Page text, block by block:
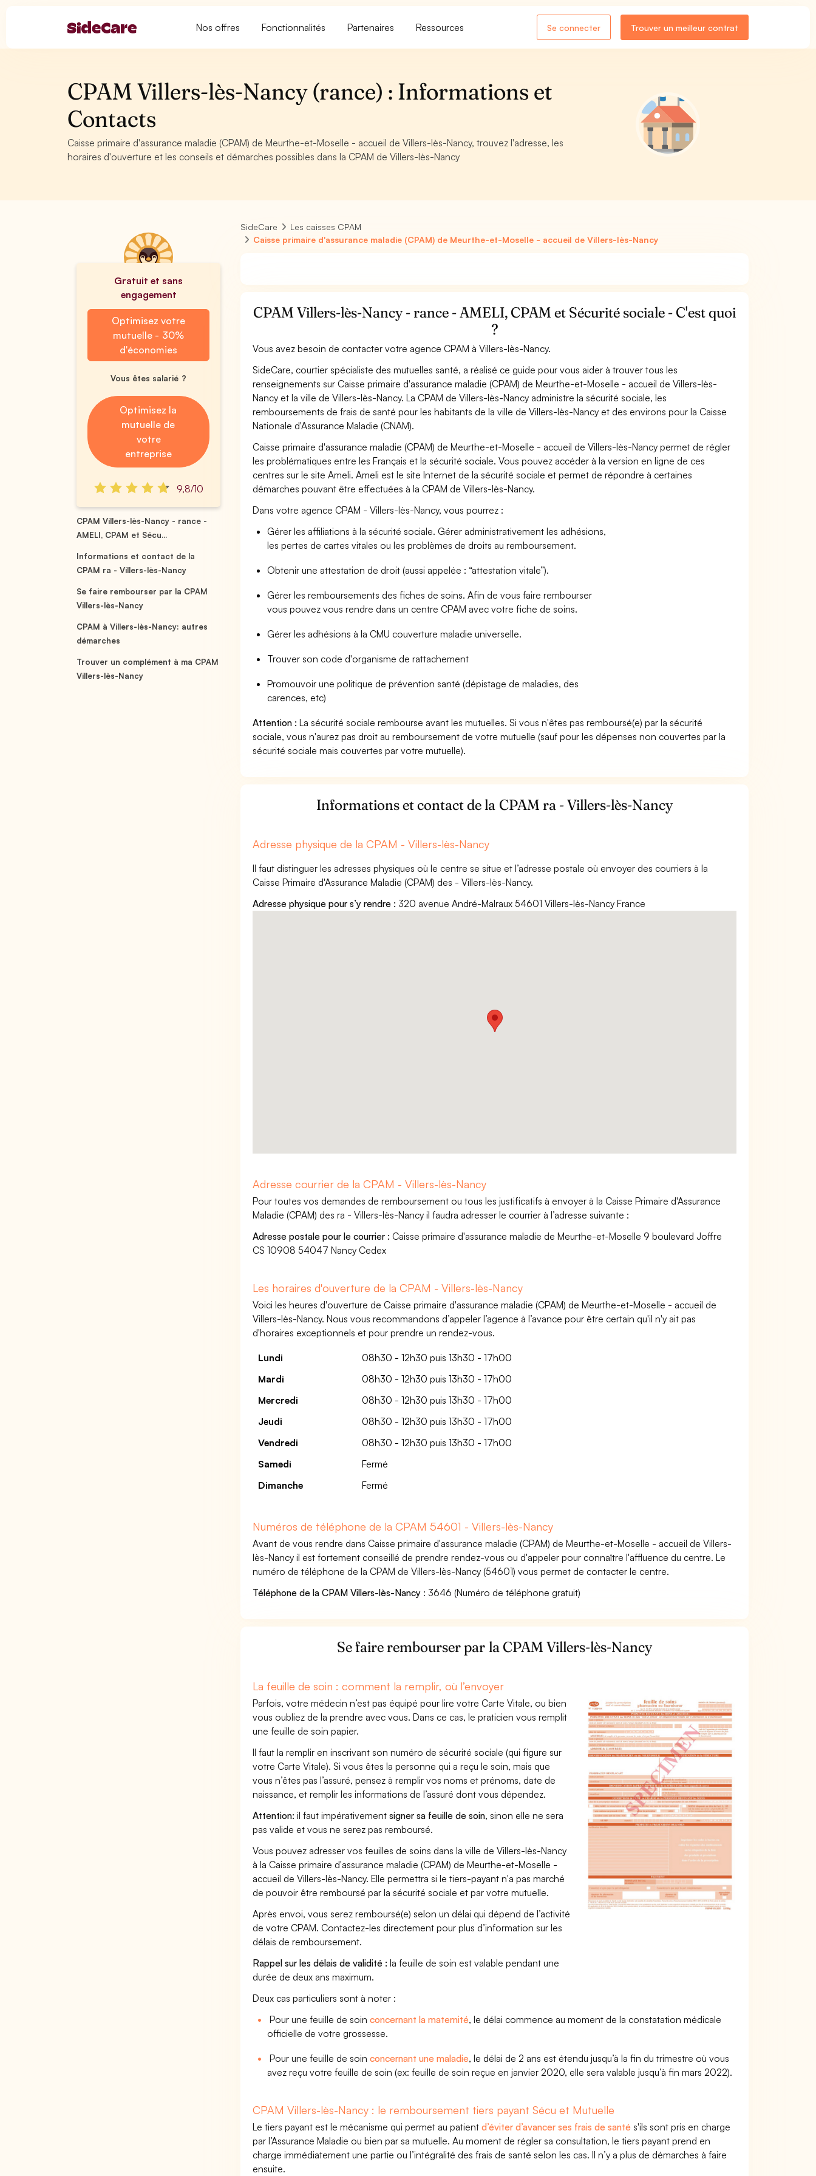
Nos offres Fonctionnalités Partenaires Ressources Se connecter Trouver un meilleur contrat
CPAM Villers-lès-Nancy (rance) : Informations et
Contacts
Caisse primaire d'assurance maladie (CPAM) de Meurthe-et-Moselle - accueil de Villers-lès-Nancy, trouvez l'adresse, les
horaires d'ouverture et les conseils et démarches possibles dans la CPAM de Villers-lès-Nancy
Gratuit et sans
engagement
Optimisez votre
mutuelle - 30%
d'économies
Vous êtes salarié ?
Optimisez la
mutuelle de
votre
entreprise
9,8/10
CPAM Villers-lès-Nancy - rance -
AMELI, CPAM et Sécu...
Informations et contact de la
CPAM ra - Villers-lès-Nancy
Se faire rembourser par la CPAM
Villers-lès-Nancy
CPAM à Villers-lès-Nancy: autres
démarches
Trouver un complément à ma CPAM
Villers-lès-Nancy
SideCare
Les caisses CPAM
Caisse primaire d'assurance maladie (CPAM) de Meurthe-et-Moselle - accueil de Villers-lès-Nancy
CPAM Villers-lès-Nancy - rance - AMELI, CPAM et Sécurité sociale - C'est quoi
?
Vous avez besoin de contacter votre agence CPAM à Villers-lès-Nancy.
SideCare, courtier spécialiste des mutuelles santé, a réalisé ce guide pour vous aider à trouver tous les
renseignements sur Caisse primaire d'assurance maladie (CPAM) de Meurthe-et-Moselle - accueil de Villers-lès-
Nancy et la ville de Villers-lès-Nancy. La CPAM de Villers-lès-Nancy administre la sécurité sociale, les
remboursements de frais de santé pour les habitants de la ville de Villers-lès-Nancy et des environs pour la Caisse
Nationale d'Assurance Maladie (CNAM).
Caisse primaire d'assurance maladie (CPAM) de Meurthe-et-Moselle - accueil de Villers-lès-Nancy permet de régler
les problématiques entre les Français et la sécurité sociale. Vous pouvez accéder à la version en ligne de ces
centres sur le site Ameli. Ameli est le site Internet de la sécurité sociale et permet de répondre à certaines
démarches pouvant être effectuées à la CPAM de Villers-lès-Nancy.
Dans votre agence CPAM - Villers-lès-Nancy, vous pourrez :
Gérer les affiliations à la sécurité sociale. Gérer administrativement les adhésions,
les pertes de cartes vitales ou les problèmes de droits au remboursement.
Obtenir une attestation de droit (aussi appelée : “attestation vitale”).
Gérer les remboursements des fiches de soins. Afin de vous faire rembourser
vous pouvez vous rendre dans un centre CPAM avec votre fiche de soins.
Gérer les adhésions à la CMU couverture maladie universelle.
Trouver son code d'organisme de rattachement
Promouvoir une politique de prévention santé (dépistage de maladies, des
carences, etc)
Attention : La sécurité sociale rembourse avant les mutuelles. Si vous n'êtes pas remboursé(e) par la sécurité
sociale, vous n'aurez pas droit au remboursement de votre mutuelle (sauf pour les dépenses non couvertes par la
sécurité sociale mais couvertes par votre mutuelle).
Informations et contact de la CPAM ra - Villers-lès-Nancy
Adresse physique de la CPAM - Villers-lès-Nancy
Il faut distinguer les adresses physiques où le centre se situe et l’adresse postale où envoyer des courriers à la
Caisse Primaire d'Assurance Maladie (CPAM) des - Villers-lès-Nancy.
Adresse physique pour s’y rendre : 320 avenue André-Malraux 54601 Villers-lès-Nancy France
Adresse courrier de la CPAM - Villers-lès-Nancy
Pour toutes vos demandes de remboursement ou tous les justificatifs à envoyer à la Caisse Primaire d'Assurance
Maladie (CPAM) des ra - Villers-lès-Nancy il faudra adresser le courrier à l’adresse suivante :
Adresse postale pour le courrier : Caisse primaire d'assurance maladie de Meurthe-et-Moselle 9 boulevard Joffre
CS 10908 54047 Nancy Cedex
Les horaires d'ouverture de la CPAM - Villers-lès-Nancy
Voici les heures d'ouverture de Caisse primaire d'assurance maladie (CPAM) de Meurthe-et-Moselle - accueil de
Villers-lès-Nancy. Nous vous recommandons d’appeler l’agence à l’avance pour être certain qu'il n'y ait pas
d'horaires exceptionnels et pour prendre un rendez-vous.
Lundi
08h30 - 12h30 puis 13h30 - 17h00
Mardi
08h30 - 12h30 puis 13h30 - 17h00
Mercredi
08h30 - 12h30 puis 13h30 - 17h00
Jeudi
08h30 - 12h30 puis 13h30 - 17h00
Vendredi
08h30 - 12h30 puis 13h30 - 17h00
Samedi
Fermé
Dimanche
Fermé
Numéros de téléphone de la CPAM 54601 - Villers-lès-Nancy
Avant de vous rendre dans Caisse primaire d'assurance maladie (CPAM) de Meurthe-et-Moselle - accueil de Villers-
lès-Nancy il est fortement conseillé de prendre rendez-vous ou d'appeler pour connaître l'affluence du centre. Le
numéro de téléphone de la CPAM de Villers-lès-Nancy (54601) vous permet de contacter le centre.
Téléphone de la CPAM Villers-lès-Nancy : 3646 (Numéro de téléphone gratuit)
Se faire rembourser par la CPAM Villers-lès-Nancy
La feuille de soin : comment la remplir, où l’envoyer
Parfois, votre médecin n’est pas équipé pour lire votre Carte Vitale, ou bien
vous oubliez de la prendre avec vous. Dans ce cas, le praticien vous remplit
une feuille de soin papier.
Il faut la remplir en inscrivant son numéro de sécurité sociale (qui figure sur
votre Carte Vitale). Si vous êtes la personne qui a reçu le soin, mais que
vous n’êtes pas l’assuré, pensez à remplir vos noms et prénoms, date de
naissance, et remplir les informations de l’assuré dont vous dépendez.
Attention: il faut impérativementsigner sa feuille de soin, sinon elle ne sera
pas valide et vous ne serez pas remboursé.
Vous pouvez adresser vos feuilles de soins dans la ville de Villers-lès-Nancy
à la Caisse primaire d'assurance maladie (CPAM) de Meurthe-et-Moselle -
accueil de Villers-lès-Nancy. Elle permettra si le tiers-payant n'a pas marché
de pouvoir être remboursé par la sécurité sociale et par votre mutuelle.
Après envoi, vous serez remboursé(e) selon un délai qui dépend de l’activité
de votre CPAM. Contactez-les directement pour plus d’information sur les
délais de remboursement.
Rappel sur les délais de validité : la feuille de soin est valable pendant une
durée de deux ans maximum.
Deux cas particuliers sont à noter :
Pour une feuille de soinconcernant la maternité, le délai commence au moment de la constatation médicale
officielle de votre grossesse.
Pour une feuille de soinconcernant une maladie, le délai de 2 ans est étendu jusqu’à la fin du trimestre où vous
avez reçu votre feuille de soin (ex: feuille de soin reçue en janvier 2020, elle sera valable jusqu’à fin mars 2022).
CPAM Villers-lès-Nancy : le remboursement tiers payant Sécu et Mutuelle
Le tiers payant est le mécanisme qui permet au patientd’éviter d’avancer ses frais de santé s'ils sont pris en charge
par l’Assurance Maladie ou bien par sa mutuelle. Au moment de régler sa consultation, le tiers payant prend en
charge immédiatement une partie ou l’intégralité des frais de santé selon les cas. Il n’y a plus de démarches à faire
ensuite.